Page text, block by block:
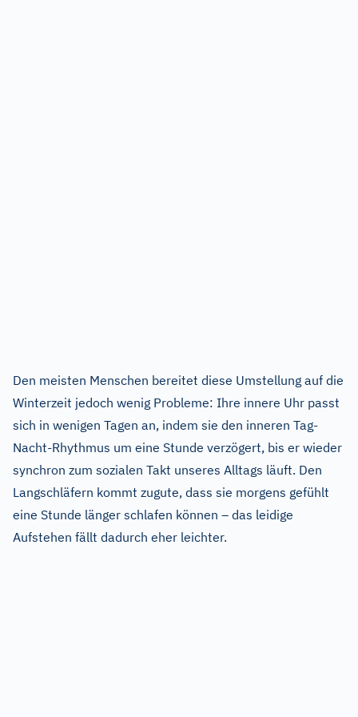
Den meisten Menschen bereitet diese Umstellung auf die
Winterzeit jedoch wenig Probleme: Ihre innere Uhr passt
sich in wenigen Tagen an, indem sie den inneren Tag-
Nacht-Rhythmus um eine Stunde verzögert, bis er wieder
synchron zum sozialen Takt unseres Alltags läuft. Den
Langschläfern kommt zugute, dass sie morgens gefühlt
eine Stunde länger schlafen können – das leidige
Aufstehen fällt dadurch eher leichter.